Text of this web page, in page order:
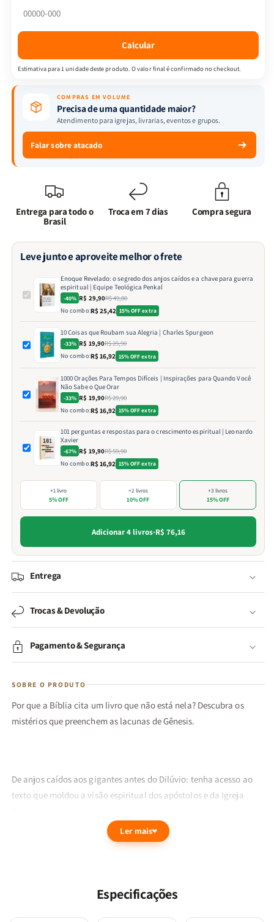
Calcular
Estimativa para 1 unidade deste produto. O valor final é confirmado no checkout.
COMPRAS EM VOLUME
Precisa de uma quantidade maior?
Atendimento para igrejas, livrarias, eventos e grupos.
Falar sobre atacado
Entrega para todo o
Brasil
Troca em 7 dias Compra segura
Leve junto e aproveite melhor o frete
Enoque Revelado: o segredo dos anjos caídos e a chave para guerra
espiritual | Equipe Teológica Penkal
-40% R$ 29,90R$ 49,80
No combo:R$ 25,42 15% OFF extra
10 Coisas que Roubam sua Alegria | Charles Spurgeon
-33% R$ 19,90R$ 29,90
No combo:R$ 16,92 15% OFF extra
1000 Orações Para Tempos Difíceis | Inspirações para Quando Você
Não Sabe o Que Orar
-33% R$ 19,90R$ 29,90
No combo:R$ 16,92 15% OFF extra
101 perguntas e respostas para o crescimento espiritual | Leonardo
Xavier
-67% R$ 19,90R$ 59,90
No combo:R$ 16,92 15% OFF extra
+1 livro
5% OFF
+2 livros
10% OFF
+3 livros
15% OFF
Adicionar 4 livros·R$ 76,16
Entrega
Trocas & Devolução
Pagamento & Segurança
SOBRE O PRODUTO
Por que a Bíblia cita um livro que não está nela? Descubra os
mistérios que preenchem as lacunas de Gênesis.
De anjos caídos aos gigantes antes do Dilúvio: tenha acesso ao
texto que moldou a visão espiritual dos apóstolos e da Igreja
"filhos de Deus" que desceram à terra, o surgimento dos gigantes
(Nefilins) e a corrupção que levou ao Dilúvio. Mas o relato é breve,
Ler mais
Especificações